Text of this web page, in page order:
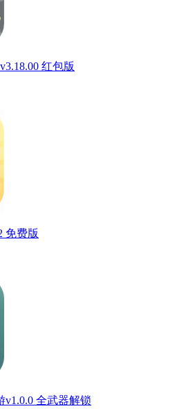
红包版
免费版
v1.0.0 全武器解锁